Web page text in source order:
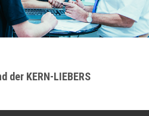
der KERN-LIEBERS